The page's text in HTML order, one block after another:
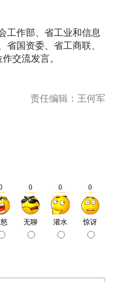
作部、省工业和信息
国资委、省工商联、
交流发言。
责任编辑：王何军